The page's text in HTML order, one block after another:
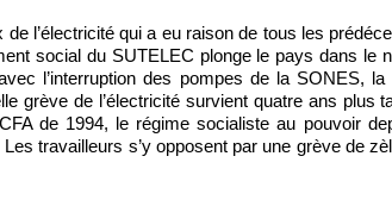
de l’électricité qui a eu raison de tous les
social du SUTELEC plonge le pays dans le
l’interruption des pompes de la SONES,
grève de l’électricité survient quatre ans plus
de 1994, le régime socialiste au pouvoir
travailleurs s’y opposent par une grève de